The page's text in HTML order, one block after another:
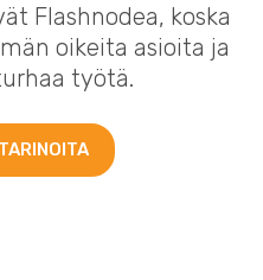
Flashnodea, koska
oikeita asioita ja
työtä.